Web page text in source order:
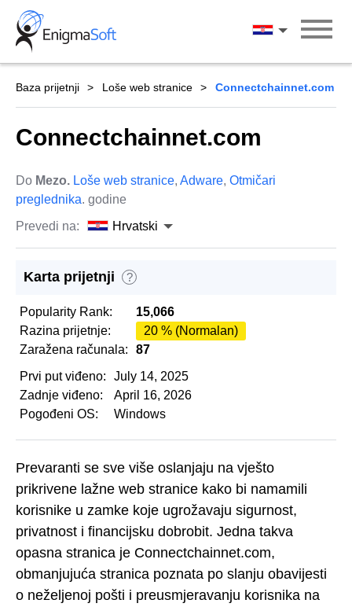
Skip
content
Hrvatski
Baza prijetnji Loše web stranice Connectchainnet.com
Connectchainnet.com
Do Mezo. Loše web stranice, Adware, Otmičari
preglednika. godine
Prevedi na:
Hrvatski
Karta prijetnji ?
Popularity Rank:
15,066
Razina prijetnje:
20 % (Normalan)
Zaražena računala:
87
Prvi put viđeno:
July 14, 2025
Zadnje viđeno:
April 16, 2026
Pogođeni OS:
Windows
Prevaranti se sve više oslanjaju na vješto
prikrivene lažne web stranice kako bi namamili
korisnike u zamke koje ugrožavaju sigurnost,
privatnost i financijsku dobrobit. Jedna takva
opasna stranica je Connectchainnet.com,
obmanjujuća stranica poznata po slanju obavijesti
o neželjenoj pošti i preusmjeravanju korisnika na